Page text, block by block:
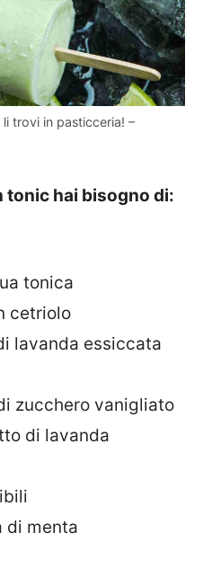
trovi in pasticceria! –
tonic hai bisogno di:
tonica
cetriolo
lavanda essiccata
zucchero vanigliato
di lavanda
di menta